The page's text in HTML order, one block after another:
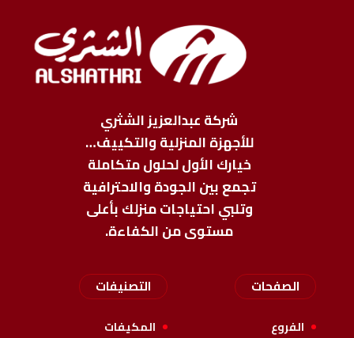
شركة عبدالعزيز الشثري
للأجهزة المنزلية والتكييف…
خيارك الأول لحلول متكاملة
تجمع بين الجودة والاحترافية
وتلبي احتياجات منزلك بأعلى
مستوى من الكفاءة.
الصفحات
الفروع
التصنيفات
المكيفات